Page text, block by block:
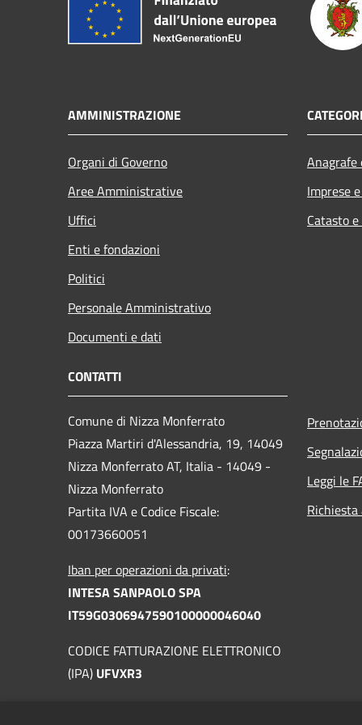
AMMINISTRAZIONE
Organi di Governo
Aree Amministrative
Uffici
Enti e fondazioni
Politici
Personale Amministrativo
Documenti e dati
Imprese
Catasto
CONTATTI
Comune di Nizza Monferrato
Piazza Martiri d'Alessandria, 19, 14049
Nizza Monferrato AT, Italia - 14049 -
Nizza Monferrato
Partita IVA e Codice Fiscale:
00173660051
Iban per operazioni da privati:
INTESA SANPAOLO SPA
IT59G0306947590100000046040
CODICE FATTURAZIONE ELETTRONICO
(IPA) UFVXR3
Leggi le